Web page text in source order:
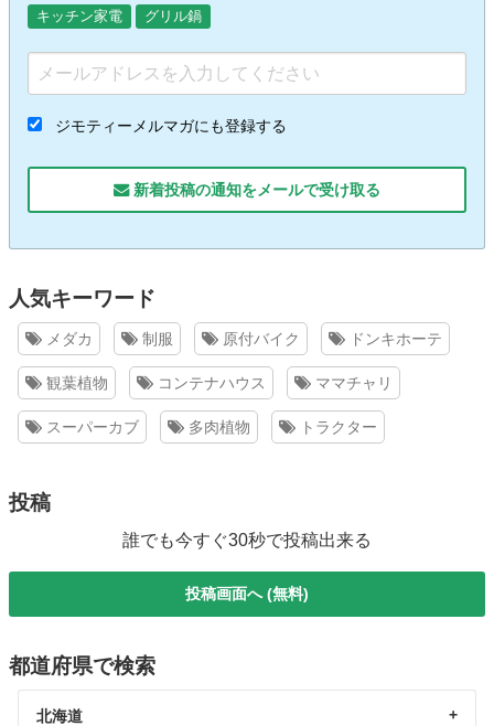
キッチン家電
グリル鍋
ジモティーメルマガにも登録する
新着投稿の通知をメールで受け取る
人気キーワード
メダカ 制服 原付バイク ドンキホーテ
観葉植物 コンテナハウス ママチャリ
スーパーカブ 多肉植物 トラクター
投稿
誰でも今すぐ30秒で投稿出来る
投稿画面へ (無料)
都道府県で検索
北海道